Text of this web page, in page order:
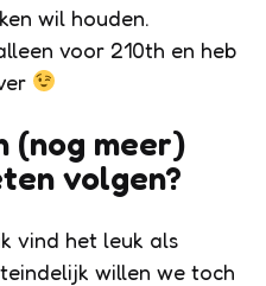
wil houden.
voor 210th en heb
(nog meer)
volgen?
vind het leuk als
willen we toch